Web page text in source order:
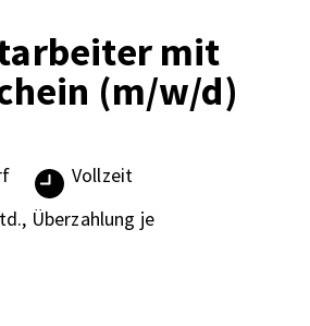
mit
(m/w/d)
Vollzeit
Überzahlung je